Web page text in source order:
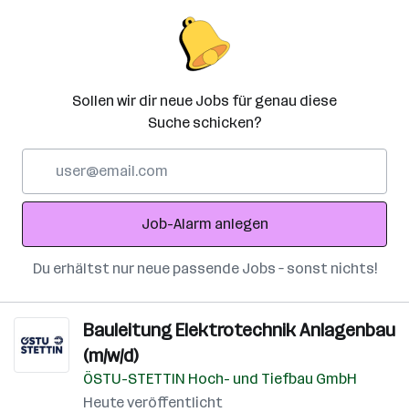
Sollen wir dir neue Jobs für genau diese
Suche schicken?
Adresse
Job-Alarm anlegen
Du erhältst nur neue passende Jobs – sonst nichts!
Bauleitung Elektrotechnik Anlagenbau
(m/w/d)
ÖSTU-STETTIN Hoch- und Tiefbau GmbH
Heute veröffentlicht